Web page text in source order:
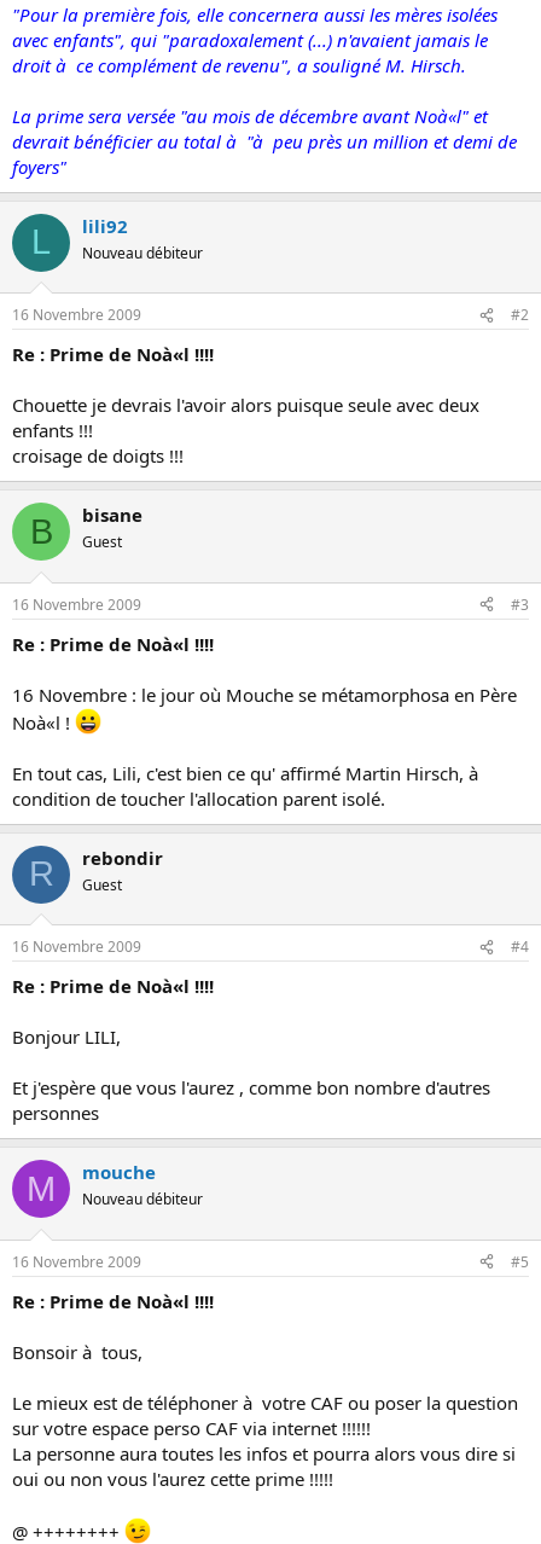
"Pour la première fois, elle concernera aussi les mères isolées
avec enfants", qui "paradoxalement (...) n'avaient jamais le
droit à ce complément de revenu", a souligné M. Hirsch.
La prime sera versée "au mois de décembre avant Noà«l" et
devrait bénéficier au total à "à peu près un million et demi de
foyers"
L lili92
Nouveau débiteur
16 Novembre 2009 #2
Re : Prime de Noà«l !!!!
Chouette je devrais l'avoir alors puisque seule avec deux
enfants !!!
croisage de doigts !!!
B bisane
Guest
16 Novembre 2009 #3
Re : Prime de Noà«l !!!!
16 Novembre : le jour où Mouche se métamorphosa en Père
Noà«l !
En tout cas, Lili, c'est bien ce qu' affirmé Martin Hirsch, à
condition de toucher l'allocation parent isolé.
R rebondir
Guest
16 Novembre 2009 #4
Re : Prime de Noà«l !!!!
Bonjour LILI,
Et j'espère que vous l'aurez , comme bon nombre d'autres
personnes
M mouche
Nouveau débiteur
16 Novembre 2009 #5
Re : Prime de Noà«l !!!!
Bonsoir à tous,
Le mieux est de téléphoner à votre CAF ou poser la question
sur votre espace perso CAF via internet !!!!!!
La personne aura toutes les infos et pourra alors vous dire si
oui ou non vous l'aurez cette prime !!!!!
@ ++++++++